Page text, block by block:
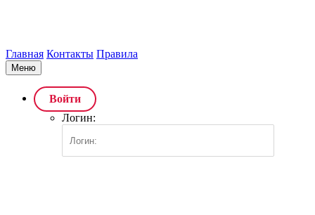
Главная Контакты Правила
Меню
Войти
Логин: